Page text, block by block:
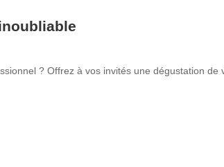
? Offrez à vos invités une dégustation de